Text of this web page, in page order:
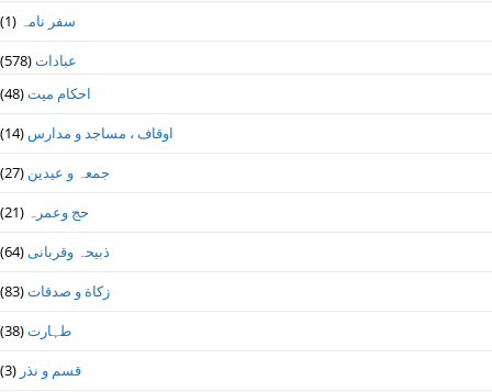
سفر نامہ (1)
عبادات(578)
احکام میت(48)
اوقاف ، مساجد و مدارس (14)
جمعہ و عیدین (27)
حج وعمرہ (21)
ذبیحہ وقربانی(64)
زکاة و صدقات(83)
طہارت(38)
قسم و نذر (3)